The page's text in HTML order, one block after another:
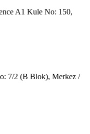
A1 Kule No: 150,
7/2 (B Blok), Merkez /